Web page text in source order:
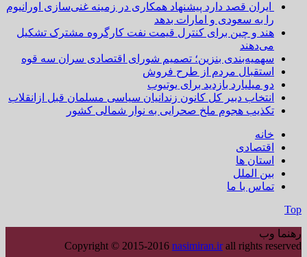
ایران قصد دارد پیشنهاد همکاری در زمینه غنی‌سازی اورانیوم
را به سعودی و امارات بدهد
هند و چین برای کنترل قیمت نفت کارگروه مشترک تشکیل
می‌دهند
سهمیه‌بندی بنزین؛ تصمیم شورای اقتصادی سران سه قوه
استقبال مردم از طرح فروش
دو میلیارد بازدید برای یوتیوب
انتخاب دبیر کل کانون زندانیان سیاسی مسلمان قبل ازانقلاب
تکذیب هجوم ملخ صحرایی به نوار شمالی کشور
خانه
اقتصادی
استان ها
بین الملل
تماس با ما
Top
رهنما وب
Copyright © 2015-2016 nasimiran.irall rights reserved